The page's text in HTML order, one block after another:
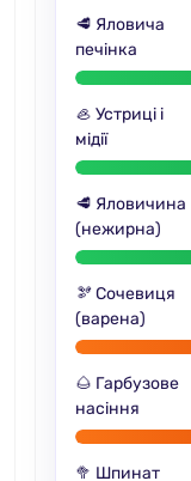
🥩 Яловича
печінка
🦪 Устриці і
мідії
🥩 Яловичина
(нежирна)
🫘 Сочевиця
(варена)
🌰 Гарбузове
насіння
🥦 Шпинат